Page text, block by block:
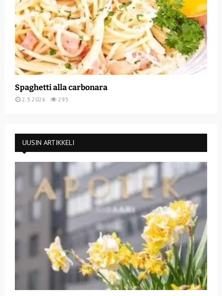
Spaghetti alla carbonara
2.3.2026 293
UUSIN ARTIKKELI